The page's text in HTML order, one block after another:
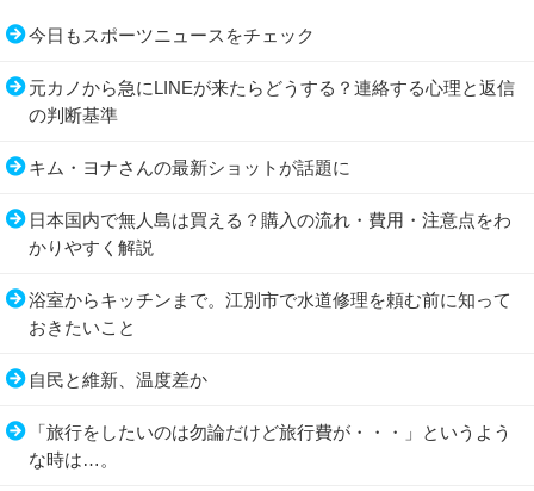
今日もスポーツニュースをチェック
元カノから急にLINEが来たらどうする？連絡する心理と返信
の判断基準
キム・ヨナさんの最新ショットが話題に
日本国内で無人島は買える？購入の流れ・費用・注意点をわ
かりやすく解説
浴室からキッチンまで。江別市で水道修理を頼む前に知って
おきたいこと
自民と維新、温度差か
「旅行をしたいのは勿論だけど旅行費が・・・」というよう
な時は…。